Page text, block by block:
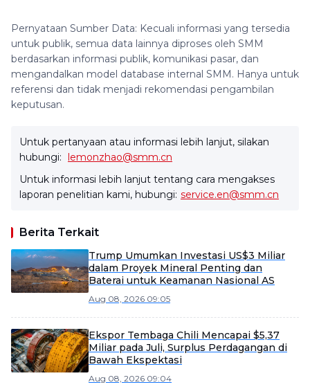
Pernyataan Sumber Data: Kecuali informasi yang tersedia
untuk publik, semua data lainnya diproses oleh SMM
berdasarkan informasi publik, komunikasi pasar, dan
mengandalkan model database internal SMM. Hanya untuk
referensi dan tidak menjadi rekomendasi pengambilan
keputusan.
Untuk pertanyaan atau informasi lebih lanjut, silakan
hubungi: lemonzhao@smm.cn
Untuk informasi lebih lanjut tentang cara mengakses
laporan penelitian kami, hubungi: service.en@smm.cn
Berita Terkait
Trump Umumkan Investasi US$3 Miliar
dalam Proyek Mineral Penting dan
Baterai untuk Keamanan Nasional AS
Aug 08, 2026 09:05
Ekspor Tembaga Chili Mencapai $5,37
Miliar pada Juli, Surplus Perdagangan di
Bawah Ekspektasi
Aug 08, 2026 09:04